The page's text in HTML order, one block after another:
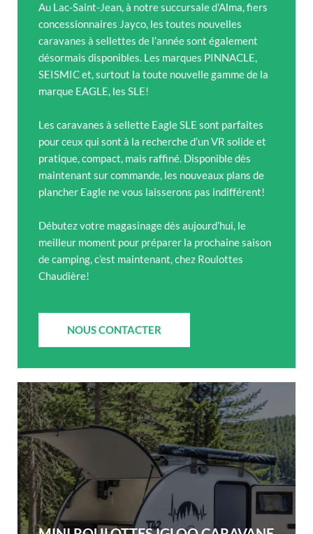
Au Lac-Saint-Jean, à notre succursale d’Alma, fiers
concessionnaires Jayco, les toutes nouvelles
caravanes à sellettes de l’année sont également
désormais disponibles. Les marques PINNACLE,
SEISMIC et, surtout la toute nouvelle gamme de la
marque EAGLE, les SLE!
Les caravanes à sellette Eagle SLE sont parfaites
pour ceux qui sont à la recherche d’un VR solide et
pratique, compact, mais raffiné. Disponible dès
maintenant sur commande, les nouveaux plans de
plancher Eagle ne vous laisserons pas indifférent!
Débutez votre magasinage dès aujourd’hui, le
meilleur moment pour préparer la prochaine saison
de camping, c’est maintenant, chez Roulottes
Chaudière!
NOUS CONTACTER